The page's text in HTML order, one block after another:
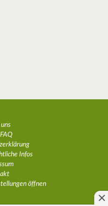
Infos
öffnen